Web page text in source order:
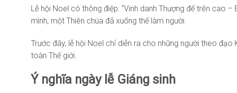
Lễ hội Noel có thông điệp: “Vinh danh Thượng đế trên cao
mình, một Thiên chúa đã xuống thế làm người.
Trước đây, lễ hội Noel chỉ diễn ra cho những người theo
toàn Thế giới.
Ý nghĩa ngày lễ Giáng sinh